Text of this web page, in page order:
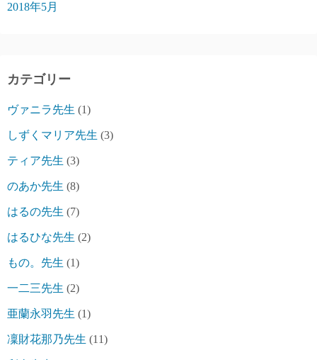
2018年5月
カテゴリー
ヴァニラ先生 (1)
しずくマリア先生 (3)
ティア先生 (3)
のあか先生 (8)
はるの先生 (7)
はるひな先生 (2)
もの。先生 (1)
一二三先生 (2)
亜蘭永羽先生 (1)
凜財花那乃先生 (11)